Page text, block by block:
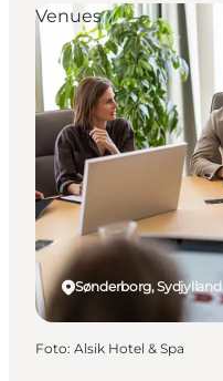
Sønderborg, Sydjylland
Venues
Foto: Alsik Hotel & Spa